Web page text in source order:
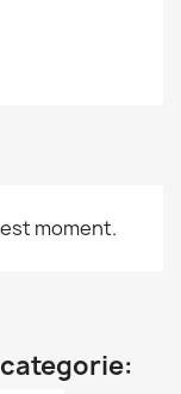
moment.